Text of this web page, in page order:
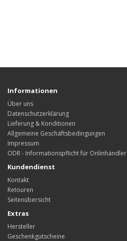
Informationen
Über uns
Datenschutzerklärung
Lieferung & Konditionen
Allgemeine Geschäftsbedingungen
Impressum
ODR - Informationspflicht für Onlinhändler
Kundendienst
Kontakt
Retouren
Seitenübersicht
Extras
Hersteller
Geschenkgutscheine